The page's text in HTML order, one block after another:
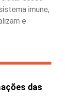
imune,
e
das